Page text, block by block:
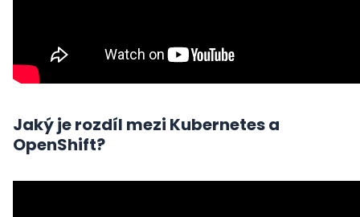
Jaký je rozdíl mezi Kubernetes a
OpenShift?